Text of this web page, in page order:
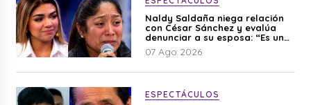
Naldy Saldaña niega relación
con César Sánchez y evalúa
denunciar a su esposa: “Es una
difamación”
07 Ago 2026
ESPECTÁCULOS